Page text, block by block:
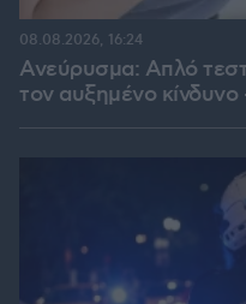
Ανεύρυσμα: Απλό τεστ
τον αυξημένο κίνδυνο
08.08.2026, 16:24